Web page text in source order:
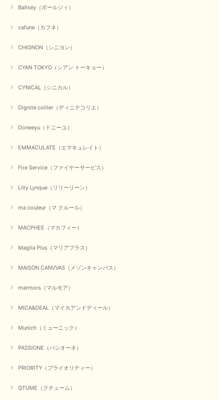
Ballsey（ボールジィ）
cafune（カフネ）
CHIGNON（シニヨン）
CYAN TOKYO（シアン トーキョー）
CYNICAL（シニカル）
Dignite collier（ディニテコリエ）
Doneeyu（ドニーユ）
EMMACULATE（エマキュレイト）
Fire Service（ファイヤーサービス）
Lilly Lynque（リリーリーン）
ma couleur（マ クルール）
MACPHEE（マカフィー）
Maglia Plus（マリアプラス）
MAISON CANVVAS（メゾンキャンバス）
marmors（マルモア）
MICA&DEAL（マイカアンドディール）
Munich（ミューニック）
PASSIONE（パシオーネ）
PRIORITY（プライオリティー）
QTUME（クチューム）